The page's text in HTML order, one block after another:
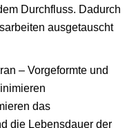
Durchfluss. Dadurch
ausgetauscht
– Vorgeformte und
das
die Lebensdauer der